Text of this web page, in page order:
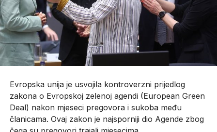
Evropska unija je usvojila kontroverzni prijedlog
zakona o Evropskoj zelenoj agendi (European Green
Deal) nakon mjeseci pregovora i sukoba među
članicama. Ovaj zakon je najsporniji dio Agende zbog